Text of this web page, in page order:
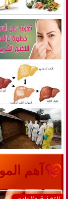
آهم